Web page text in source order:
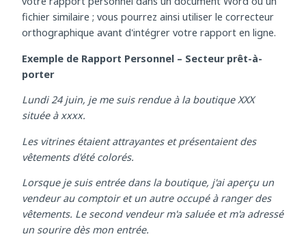
la ponctuation et les majuscules à bon escient. Écrivez
votre rapport personnel dans un document Word ou un
fichier similaire ; vous pourrez ainsi utiliser le correcteur
orthographique avant d'intégrer votre rapport en ligne.
Exemple de Rapport Personnel – Secteur prêt-à-
porter
Lundi 24 juin, je me suis rendue à la boutique XXX
située à xxxx.
Les vitrines étaient attrayantes et présentaient des
vêtements d'été colorés.
Lorsque je suis entrée dans la boutique, j'ai aperçu un
vendeur au comptoir et un autre occupé à ranger des
vêtements. Le second vendeur m'a saluée et m'a adressé